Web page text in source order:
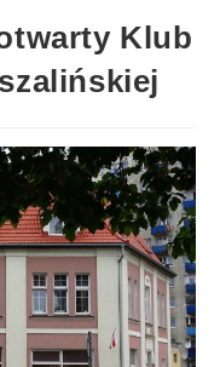
Klub